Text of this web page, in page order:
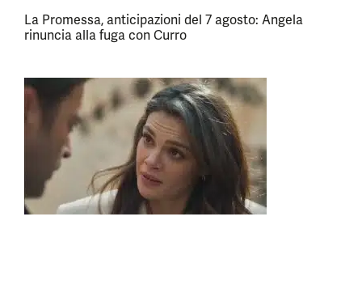
La Promessa, anticipazioni del 7 agosto: Angela
rinuncia alla fuga con Curro